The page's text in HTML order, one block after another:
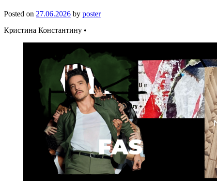
Posted on 27.06.2026 by poster
Кристина Константину •